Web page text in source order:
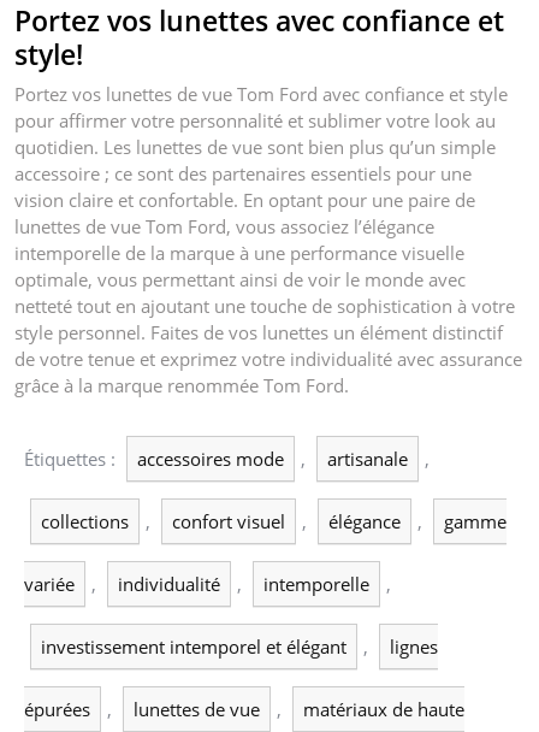
Portez vos lunettes avec confiance et
style!
Portez vos lunettes de vue Tom Ford avec confiance et style
pour affirmer votre personnalité et sublimer votre look au
quotidien. Les lunettes de vue sont bien plus qu’un simple
accessoire ; ce sont des partenaires essentiels pour une
vision claire et confortable. En optant pour une paire de
lunettes de vue Tom Ford, vous associez l’élégance
intemporelle de la marque à une performance visuelle
optimale, vous permettant ainsi de voir le monde avec
netteté tout en ajoutant une touche de sophistication à votre
style personnel. Faites de vos lunettes un élément distinctif
de votre tenue et exprimez votre individualité avec assurance
grâce à la marque renommée Tom Ford.
Étiquettes : accessoires mode , artisanale ,
collections , confort visuel , élégance , gamme
variée , individualité , intemporelle ,
investissement intemporel et élégant , lignes
épurées , lunettes de vue , matériaux de haute